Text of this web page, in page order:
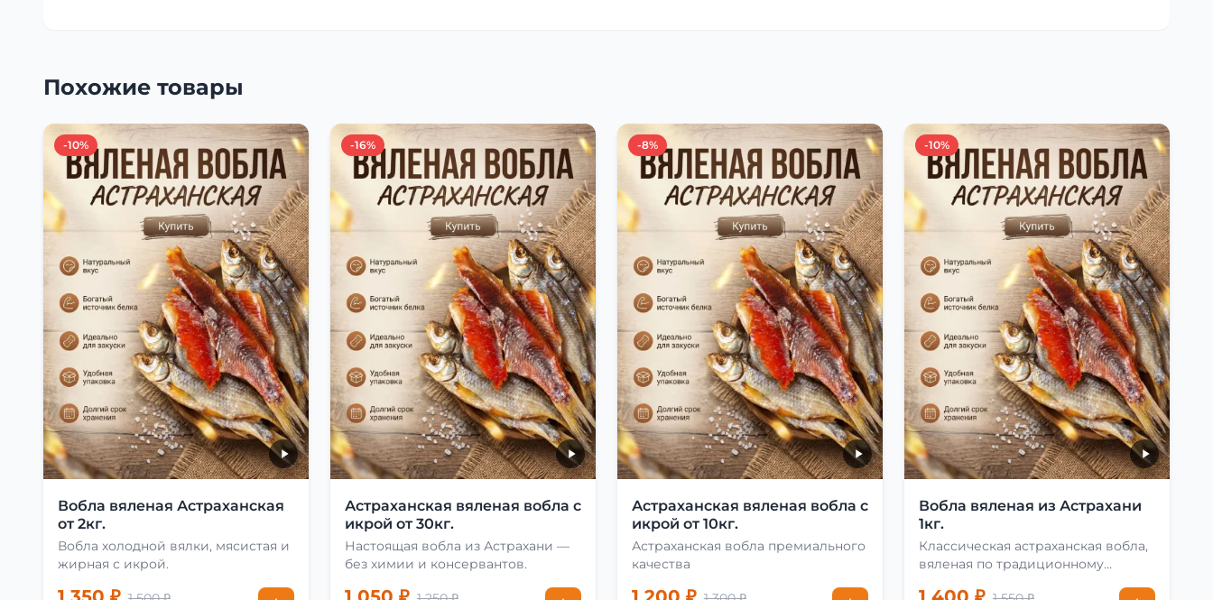
Похожие товары
-10%
Вобла вяленая Астраханская
от 2кг.
Вобла холодной вялки, мясистая и
жирная с икрой.
-16%
Астраханская вяленая вобла с
икрой от 30кг.
Настоящая вобла из Астрахани —
без химии и консервантов.
-8%
Астраханская вяленая вобла с
икрой от 10кг.
Астраханская вобла премиального
качества
-10%
Вобла вяленая из Астрахани
1кг.
Классическая астраханская вобла,
вяленая по традиционному